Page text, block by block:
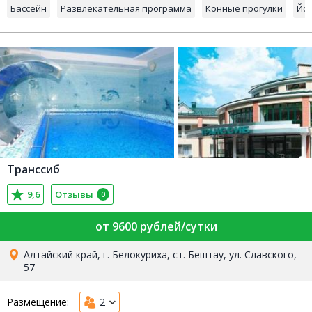
Бассейн Развлекательная программа Конные прогулки
Транссиб
9,6 Отзывы 0
от 9600 рублей/сутки
Алтайский край, г. Белокуриха, ст. Бештау, ул. Славского,
57
Размещение: 2